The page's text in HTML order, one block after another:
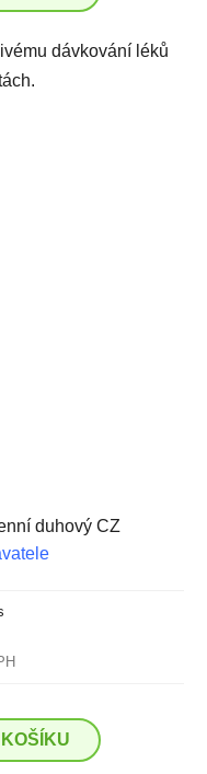
dávkování léků
duhový CZ
KOŠÍKU